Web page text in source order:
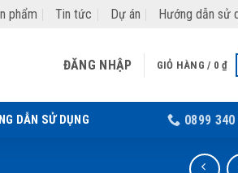
phẩm Tin tức Dự án Hướng dẫn sử
ĐĂNG NHẬP GIỎ HÀNG / 0₫
DẪN SỬ DỤNG 0899